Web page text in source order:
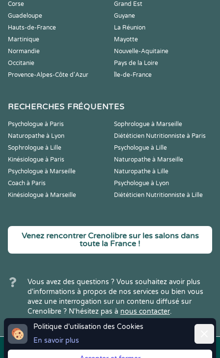
Politique d'utilisation des Cookies
En savoir plus
Corse
Grand Est
Guadeloupe
Guyane
Hauts-de-France
La Réunion
Martinique
Mayotte
Normandie
Nouvelle-Aquitaine
Occitanie
Pays de la Loire
Provence-Alpes-Côte d'Azur
Île-de-France
RECHERCHES FRÉQUENTES
Psychologue à Paris
Sophrologue à Marseille
Naturopathe à Lyon
Diététicien Nutritionniste à Paris
Sophrologue à Lille
Psychologue à Lille
Kinésiologue à Paris
Naturopathe à Marseille
Psychologue à Marseille
Naturopathe à Lille
Coach à Paris
Psychologue à Lyon
Kinésiologue à Marseille
Diététicien Nutritionniste à Lille
Venez rencontrer Crenolibre sur les salons dans
toute la France !
Vous avez des questions ? Vous souhaitez avoir plus
d'informations à propos de nos services ou bien vous
avez une interrogation sur un contenu diffusé sur
Crenolibre ? N'hésitez pas à nous contacter.
Copyright © 2022Crenolibre, tous Mentions | CGV | RGPD